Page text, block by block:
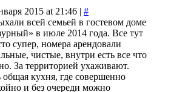
2015 at 21:46 | #
всей семьей в гостевом доме
в июле 2014 года. Все тут
супер, номера арендовали
чистые, внутри есть все что
За территорией ухаживают.
общая кухня, где совершенно
и без очереди можно